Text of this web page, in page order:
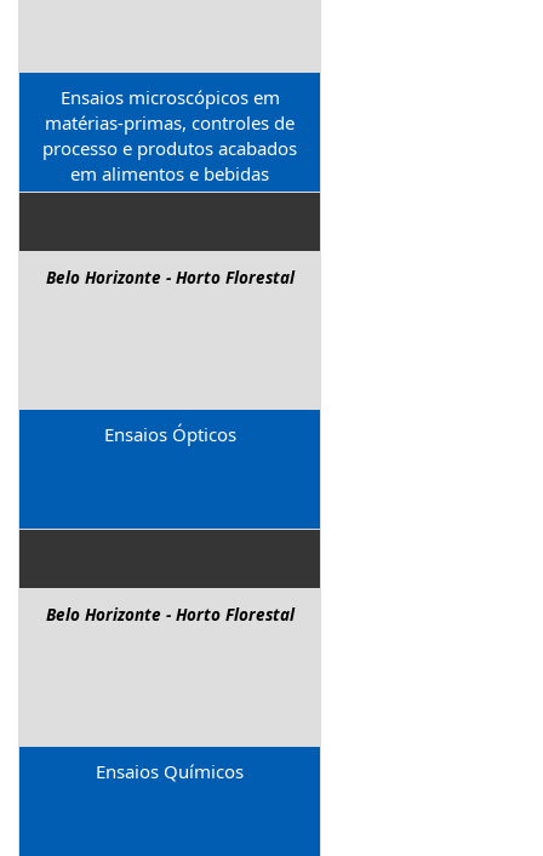
Ensaios microscópicos em
matérias-primas, controles de
processo e produtos acabados
em alimentos e bebidas
Belo Horizonte - Horto Florestal
Ensaios Ópticos
Belo Horizonte - Horto Florestal
Ensaios Químicos